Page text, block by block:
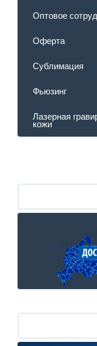
Оптовое
Оферта
Сублимация
Фьюзинг
Лазерная
кожи